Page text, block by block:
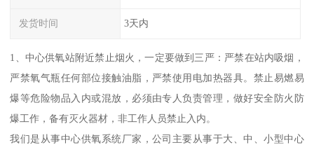
发货时间 3天内
1、中心供氧站附近禁止烟火，一定要做到三严：严禁在站内吸烟，
严禁氧气瓶任何部位接触油脂，严禁使用电加热器具。禁止易燃易
爆等危险物品入内或混放，必须由专人负责管理，做好安全防火防
爆工作，备有灭火器材，非工作人员禁止入内。
我们是从事中心供氧系统厂家，公司主要从事于大、中、小型中心